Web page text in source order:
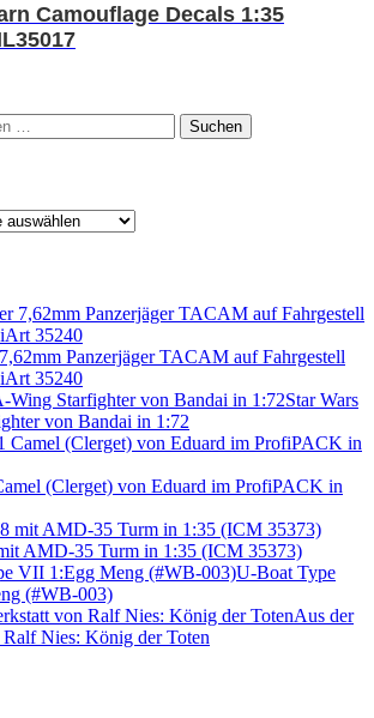
Camouflage Decals 1:35
Suchen
Panzerjäger TACAM auf Fahrgestell
35240
Star Wars
von Bandai in 1:72
(Clerget) von Eduard im ProfiPACK in
AMD-35 Turm in 1:35 (ICM 35373)
U-Boat Type
(#WB-003)
Aus der
Nies: König der Toten